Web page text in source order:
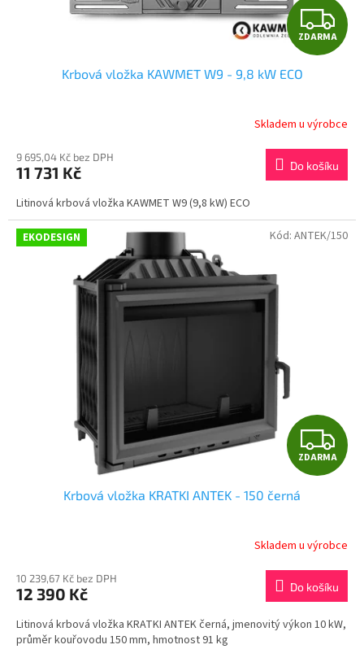
Z
D
R
M
A
ZDARMA
Krbová vložka KAWMET W9 - 9,8 kW ECO
Skladem u výrobce
9 695,04 Kč bez DPH
11 731 Kč Do košíku
Litinová krbová vložka KAWMET W9 (9,8 kW) ECO
EKODESIGN
Z
D
R
M
A
ZDARMA
Krbová vložka KRATKI ANTEK - 150 černá
Skladem u výrobce
10 239,67 Kč bez DPH
12 390 Kč Do košíku
Litinová krbová vložka KRATKI ANTEK černá, jmenovitý výkon 10 kW,
průměr kouřovodu 150 mm, hmotnost 91 kg
Kód: ANTEK/150